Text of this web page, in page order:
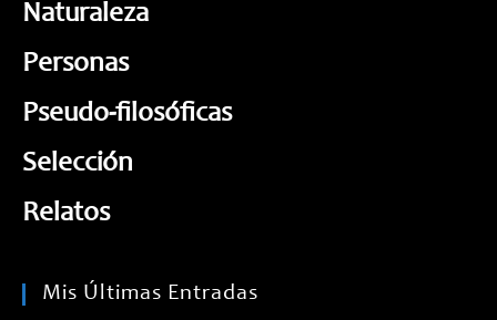
Naturaleza
Personas
Pseudo-filosóficas
Selección
Relatos
Mis Últimas Entradas